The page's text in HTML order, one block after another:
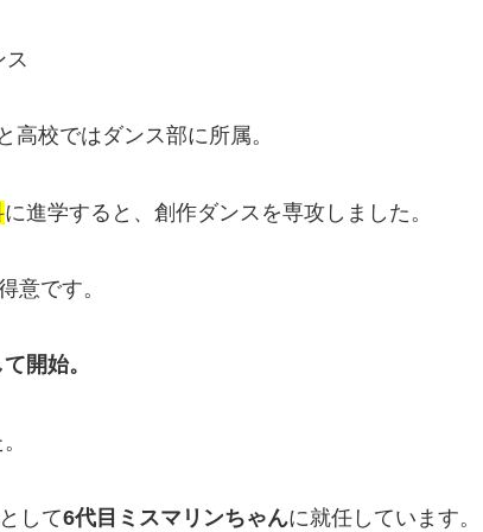
校ではダンス部に所属。
に進学すると、創作ダンスを専攻しました。
意です。
開始。
して6代目ミスマリンちゃんに就任しています。